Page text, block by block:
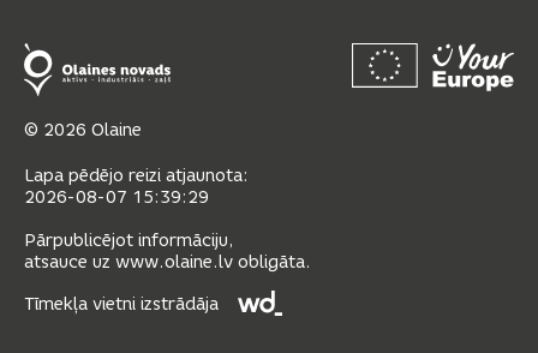
© 2026 Olaine
Lapa pēdējo reizi atjaunota:
2026-08-07 15:39:29
Pārpublicējot informāciju,
atsauce uz www.olaine.lv obligāta.
Tīmekļa vietni izstrādāja